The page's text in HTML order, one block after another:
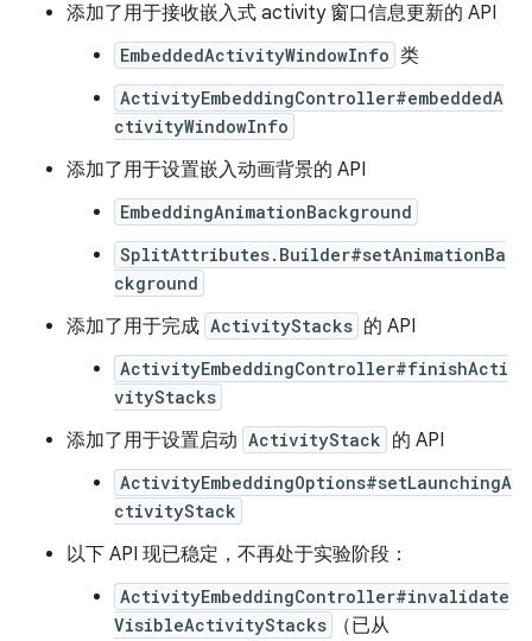
添加了用于接收嵌入式 activity 窗口信息更新的 API
EmbeddedActivityWindowInfo 类
ActivityEmbeddingController#embeddedA
ctivityWindowInfo
添加了用于设置嵌入动画背景的 API
EmbeddingAnimationBackground
SplitAttributes.Builder#setAnimationBa
ckground
添加了用于完成 ActivityStacks 的 API
ActivityEmbeddingController#finishActi
vityStacks
添加了用于设置启动 ActivityStack 的 API
ActivityEmbeddingOptions#setLaunchingA
ctivityStack
以下 API 现已稳定，不再处于实验阶段：
ActivityEmbeddingController#invalidate
VisibleActivityStacks
（已从